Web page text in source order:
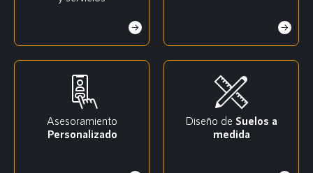
Asesoramiento
Personalizado
Diseño de Suelos a
medida